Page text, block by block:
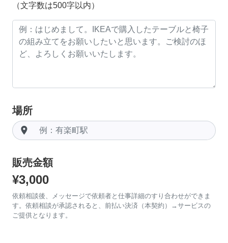
（文字数は500字以内）
場所
room
販売金額
¥3,000
依頼相談後、メッセージで依頼者と仕事詳細のすり合わせができま
す。依頼相談が承認されると、前払い決済（本契約）→サービスの
ご提供となります。